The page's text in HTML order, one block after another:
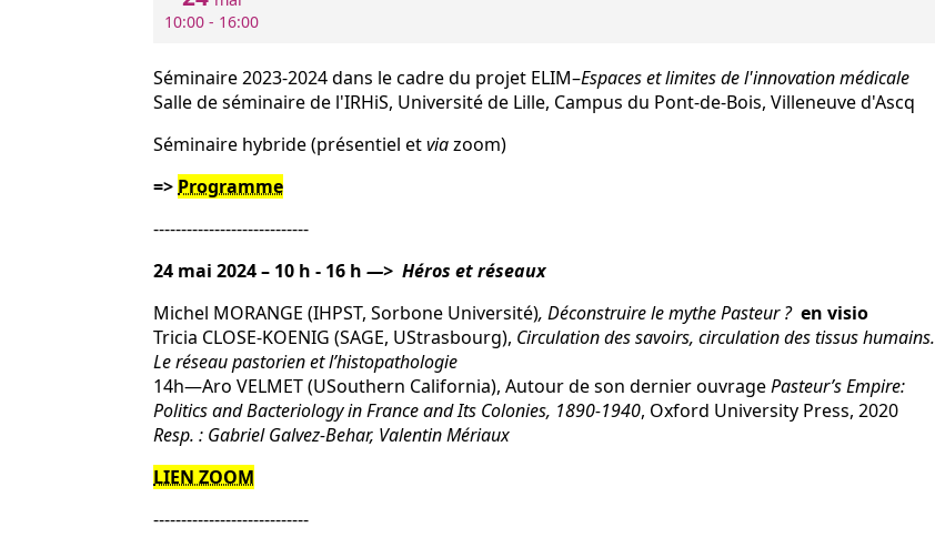
10:00 - 16:00
Séminaire 2023-2024 dans le cadre du projet ELIM–Espaces et limites de l'innovation médicale
Salle de séminaire de l'IRHiS, Université de Lille, Campus du Pont-de-Bois, Villeneuve d'Ascq
Séminaire hybride (présentiel etviazoom)
=> Programme
----------------------------
24 mai 2024 – 10 h - 16 h —> Héros et réseaux
Michel MORANGE (IHPST, Sorbone Université), Déconstruire le mythe Pasteur ? en visio
Tricia CLOSE-KOENIG (SAGE, UStrasbourg), Circulation des savoirs, circulation des tissus humains.
Le réseau pastorien et l’histopathologie
14h—Aro VELMET (USouthern California), Autour de son dernier ouvragePasteur’s Empire:
Politics and Bacteriology in France and Its Colonies, 1890-1940, Oxford University Press, 2020
Resp. : Gabriel Galvez-Behar, Valentin Mériaux
LIEN ZOOM
----------------------------